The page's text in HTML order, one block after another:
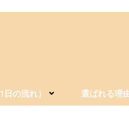
の流れ） 選ばれる理